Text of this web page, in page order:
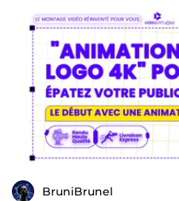
BruniBrunel